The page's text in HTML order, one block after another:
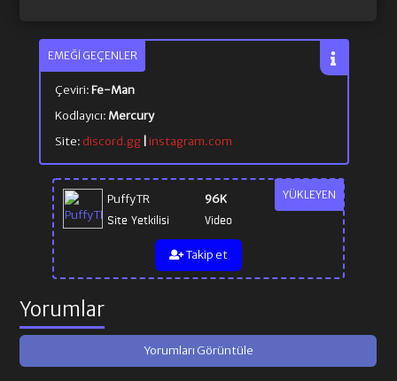
YÜKLEYEN
PuffyTR
Site Yetkilisi
96K
Video
Takip et
EMEĞI GEÇENLER
Çeviri:Fe-Man
Kodlayıcı: Mercury
Site: discord.gg| instagram.com
Yorumlar
Yorumları Görüntüle